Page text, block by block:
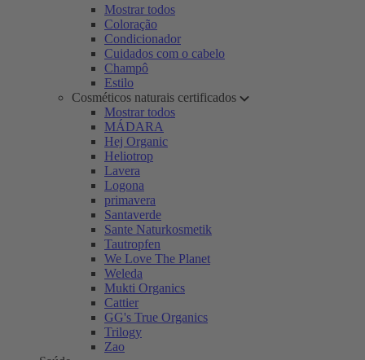
Mostrar todos
Coloração
Condicionador
Cuidados com o cabelo
Champô
Estilo
Cosméticos naturais certificados
Mostrar todos
MÁDARA
Hej Organic
Heliotrop
Lavera
Logona
primavera
Santaverde
Sante Naturkosmetik
Tautropfen
We Love The Planet
Weleda
Mukti Organics
Cattier
GG's True Organics
Trilogy
Zao